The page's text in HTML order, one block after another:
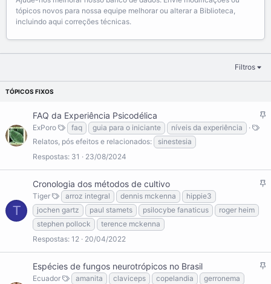
tópicos novos para nossa equipe melhorar ou alterar a Biblioteca,
incluindo aqui correções técnicas.
Filtros
F
FAQ da Experiência Psicodélica
ExPoro faq guia para o iniciante
níveis da experiência
Relatos, pós efeitos e relacionados
sinestesia
Respostas 31 23/08/2024
T
F
Cronologia dos métodos de cultivo
Tiger arroz integral dennis mckenna
hippie3
jochen gartz
paul stamets psilocybe fanaticus
roger heim
stephen pollock
terence mckenna
Respostas 12 20/04/2022
F
Espécies de fungos neurotrópicos no Brasil
Ecuador amanita claviceps copelandia
gerronema